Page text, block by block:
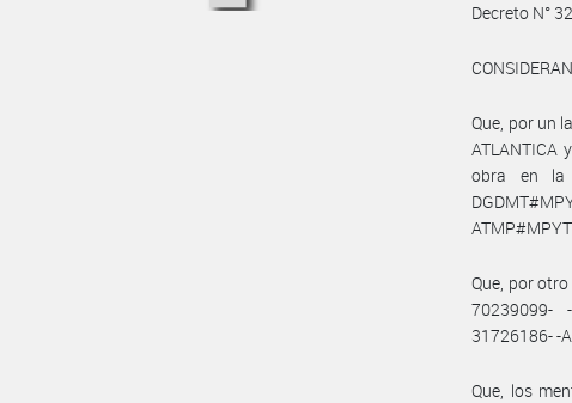
Decreto N°
Que, por un
ATLANTICA
obra en la
ATMP#MPYT.
Que, por
70239099-
31726186- -
Que, los